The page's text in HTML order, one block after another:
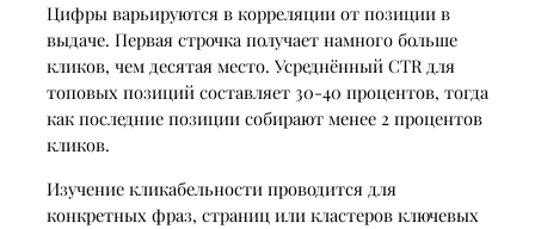
Цифры варьируются в корреляции от позиции в
выдаче. Первая строчка получает намного больше
кликов, чем десятая место. Усреднённый CTR для
топовых позиций составляет 30-40 процентов, тогда
как последние позиции собирают менее 2 процентов
кликов.
Изучение кликабельности проводится для
конкретных фраз, страниц или кластеров ключевых